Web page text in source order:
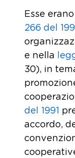
Esse
266 del
e nella
30), in
del 1991
accordo,